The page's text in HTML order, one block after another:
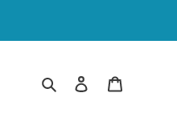
RechercherSe connecter